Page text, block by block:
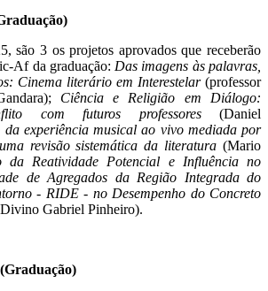
são 3 os projetos aprovados que receberão
Af da graduação:Das imagens às palavras,
Cinema literário em Interestelar(professor
Ciência e Religião em Diálogo:
com futuros professores(Daniel
da experiência musical ao vivo mediada por
revisão sistemática da literatura (Mario
da Reatividade Potencial e Influência no
de Agregados da Região Integrada do
- RIDE - no Desempenho do Concreto
Gabriel Pinheiro).